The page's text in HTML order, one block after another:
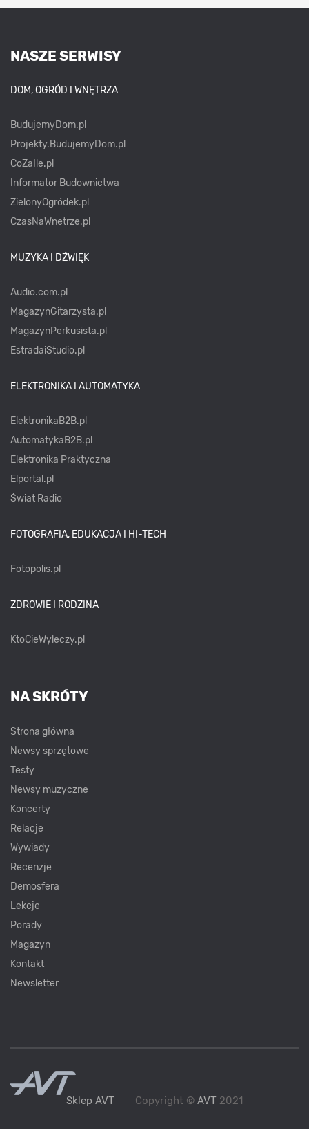
NASZE SERWISY
DOM, OGRÓD I WNĘTRZA
BudujemyDom.pl
Projekty.BudujemyDom.pl
CoZaIle.pl
Informator Budownictwa
ZielonyOgródek.pl
CzasNaWnetrze.pl
MUZYKA I DŹWIĘK
Audio.com.pl
MagazynGitarzysta.pl
MagazynPerkusista.pl
EstradaiStudio.pl
ELEKTRONIKA I AUTOMATYKA
ElektronikaB2B.pl
AutomatykaB2B.pl
Elektronika Praktyczna
Elportal.pl
Świat Radio
FOTOGRAFIA, EDUKACJA I HI-TECH
Fotopolis.pl
ZDROWIE I RODZINA
KtoCieWyleczy.pl
NA SKRÓTY
Strona główna
Newsy sprzętowe
Testy
Newsy muzyczne
Koncerty
Relacje
Wywiady
Recenzje
Demosfera
Lekcje
Porady
Magazyn
Kontakt
Newsletter
Sklep AVT Copyright © AVT 2021